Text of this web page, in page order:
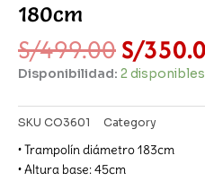
180cm
S/499.00El
precio
original
era:
S/
S/
Disponibilidad: 2 disponibles
SKU CO3601 Category
• Trampolín diámetro 183cm
• Altura base: 45cm